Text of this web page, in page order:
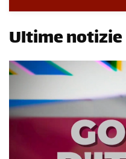
Ultime notizie